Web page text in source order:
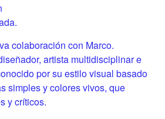
colaboración con Marco.
artista multidisciplinar e
por su estilo visual basado
simples y colores vivos, que
y críticos.​